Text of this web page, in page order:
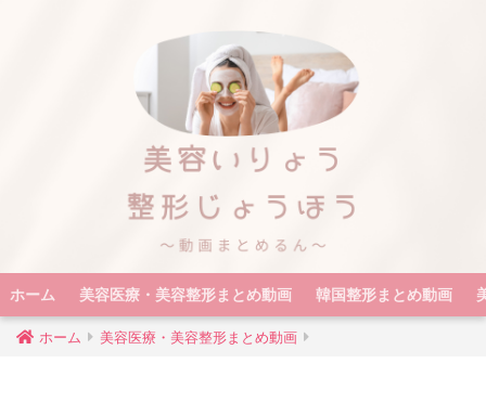
ホーム 美容医療・美容整形まとめ動画 韓国整形まとめ動画
ホーム 美容医療・美容整形まとめ動画